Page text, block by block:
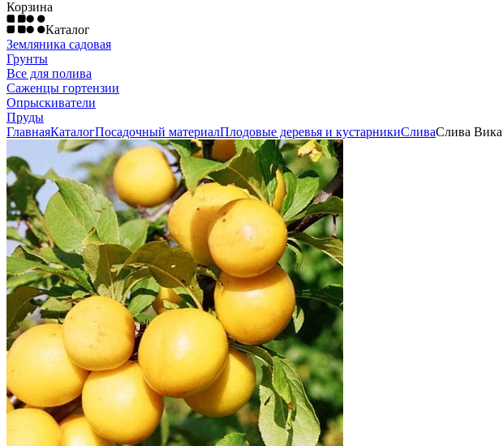
Корзина
Каталог
Земляника садовая
Грунты
Все для полива
Саженцы гортензии
Опрыскиватели
Пруды
ГлавнаяКаталогПосадочный материалПлодовые деревья и кустарникиСливаСлива Вика